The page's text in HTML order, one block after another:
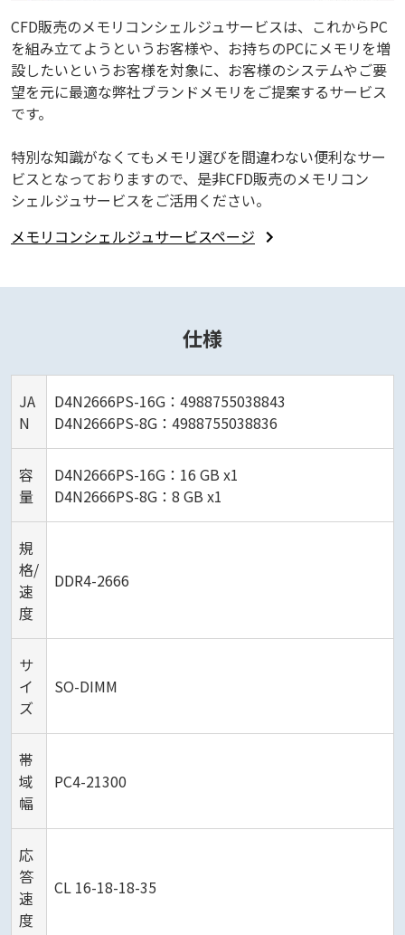
CFD販売のメモリコンシェルジュサービスは、これからPC
を組み立てようというお客様や、お持ちのPCにメモリを増
設したいというお客様を対象に、お客様のシステムやご要
望を元に最適な弊社ブランドメモリをご提案するサービス
です。
特別な知識がなくてもメモリ選びを間違わない便利なサー
ビスとなっておりますので、是非CFD販売のメモリコン
シェルジュサービスをご活用ください。
メモリコンシェルジュサービスページ
仕様
JA
N
D4N2666PS-16G：4988755038843
D4N2666PS-8G：4988755038836
容
量
D4N2666PS-16G：16 GB x1
D4N2666PS-8G：8 GB x1
規
格/
速
度
DDR4-2666
サ
イ
ズ
SO-DIMM
帯
域
幅
PC4-21300
応
答
速
度
CL 16-18-18-35